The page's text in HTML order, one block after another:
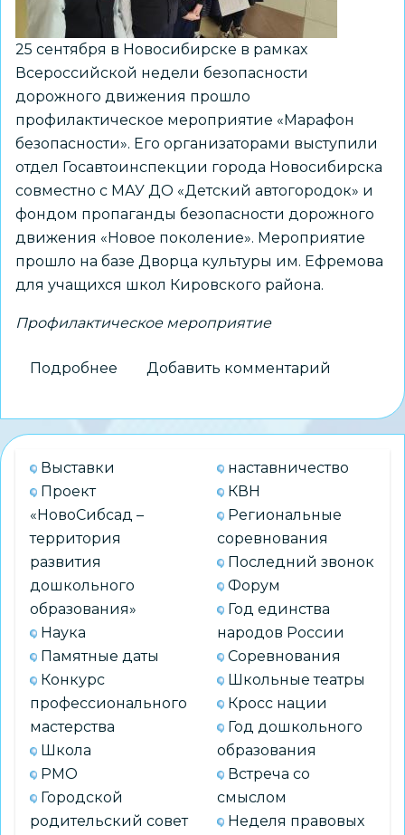
25 сентября в Новосибирске в рамках
Всероссийской недели безопасности
дорожного движения прошло
профилактическое мероприятие «Марафон
безопасности». Его организаторами выступили
отдел Госавтоинспекции города Новосибирска
совместно с МАУ ДО «Детский автогородок» и
фондом пропаганды безопасности дорожного
движения «Новое поколение». Мероприятие
прошло на базе Дворца культуры им. Ефремова
для учащихся школ Кировского района.
Профилактическое мероприятие
Подробнее
дорожной
безопасности
Добавить комментарий
Выставки
Проект
«НовоСибсад –
территория
развития
дошкольного
образования»
Наука
Памятные даты
Конкурс
профессионального
мастерства
Школа
РМО
Городской
родительский совет
наставничество
КВН
Региональные
соревнования
Последний звонок
Форум
Год единства
народов России
Соревнования
Школьные театры
Кросс нации
Год дошкольного
образования
Встреча со
смыслом
Неделя правовых